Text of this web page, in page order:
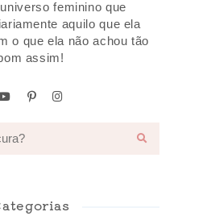
feminino que
aquilo que ela
o que ela não achou tão
assim!